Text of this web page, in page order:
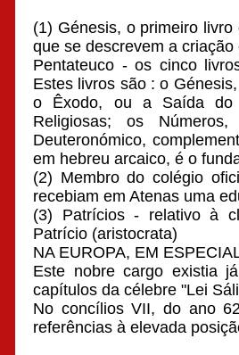
(1) Génesis, o primeiro
que se descrevem a
Pentateuco - os cinco
Estes livros são : o
o Êxodo, ou a Saída do
Religiosas; os
Deuteronómico,
em hebreu arcaico, é o
(2) Membro do colégio
recebiam em Atenas uma
(3) Patrícios - relativo à
Patrício (aristocrata)
NA EUROPA, EM
Este nobre cargo existia
capítulos da célebre "Lei
No concílios VII, do ano
referências à elevada